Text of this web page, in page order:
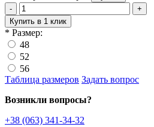
-
+
Купить в 1 клик
* Размер:
48
52
56
Таблица размеров Задать вопрос
Возникли вопросы?
+38 (063) 341-34-32